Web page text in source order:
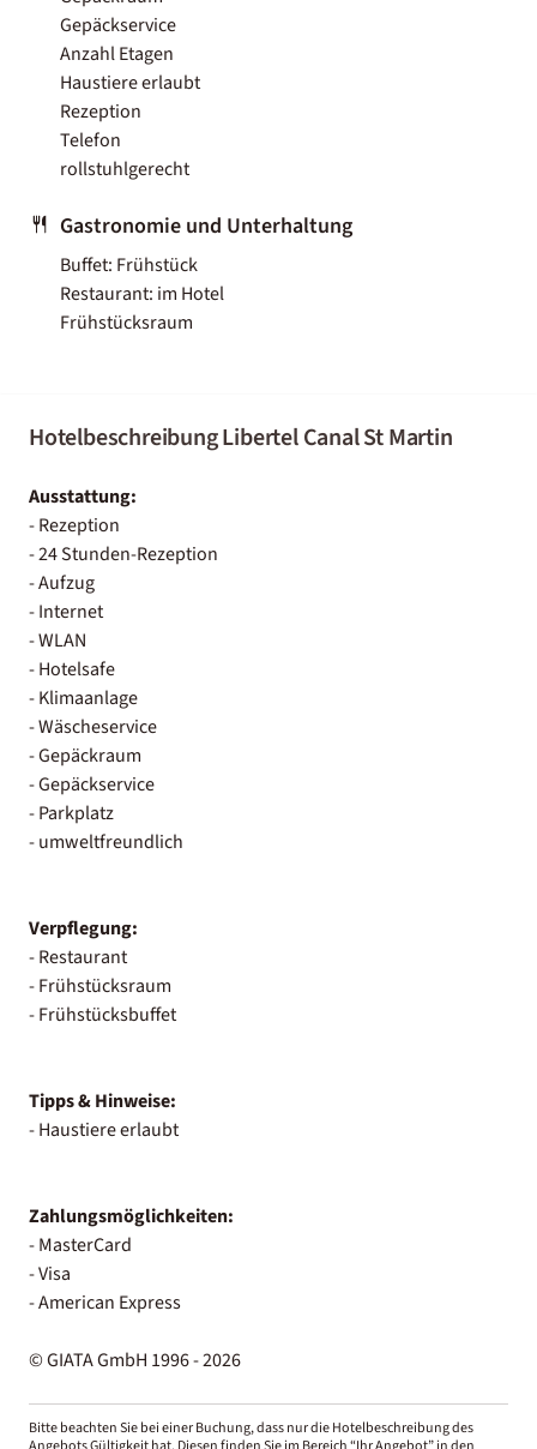
Gepäckservice
Anzahl Etagen
Haustiere erlaubt
Rezeption
Telefon
rollstuhlgerecht
Gastronomie und Unterhaltung
Buffet: Frühstück
Restaurant: im Hotel
Frühstücksraum
Hotelbeschreibung Libertel Canal St Martin
Ausstattung:
- Rezeption
- 24 Stunden-Rezeption
- Aufzug
- Internet
- WLAN
- Hotelsafe
- Klimaanlage
- Wäscheservice
- Gepäckraum
- Gepäckservice
- Parkplatz
- umweltfreundlich
Verpflegung:
- Restaurant
- Frühstücksraum
- Frühstücksbuffet
Tipps & Hinweise:
- Haustiere erlaubt
Zahlungsmöglichkeiten:
- MasterCard
- Visa
- American Express
© GIATA GmbH 1996 - 2026
Bitte beachten Sie bei einer Buchung, dass nur die Hotelbeschreibung des